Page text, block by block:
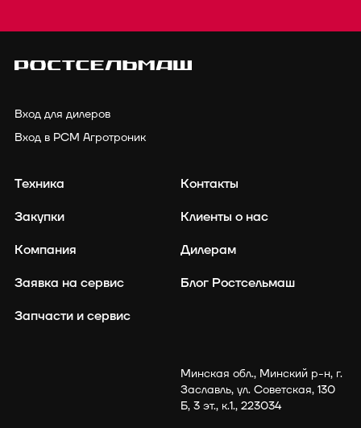
Вход для дилеров
Вход в РСМ Агротроник
Техника
Закупки
Компания
Заявка на сервис
Запчасти и сервис
Контакты
Клиенты о нас
Дилерам
Блог Ростсельмаш
Минская обл., Минский р-н, г.
Заславль, ул. Советская, 130
Б, 3 эт., к.1., 223034